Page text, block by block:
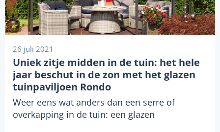
26 juli 2021
Uniek zitje midden in de tuin: het hele
jaar beschut in de zon met het glazen
tuinpaviljoen Rondo
Weer eens wat anders dan een serre of
overkapping in de tuin: een glazen